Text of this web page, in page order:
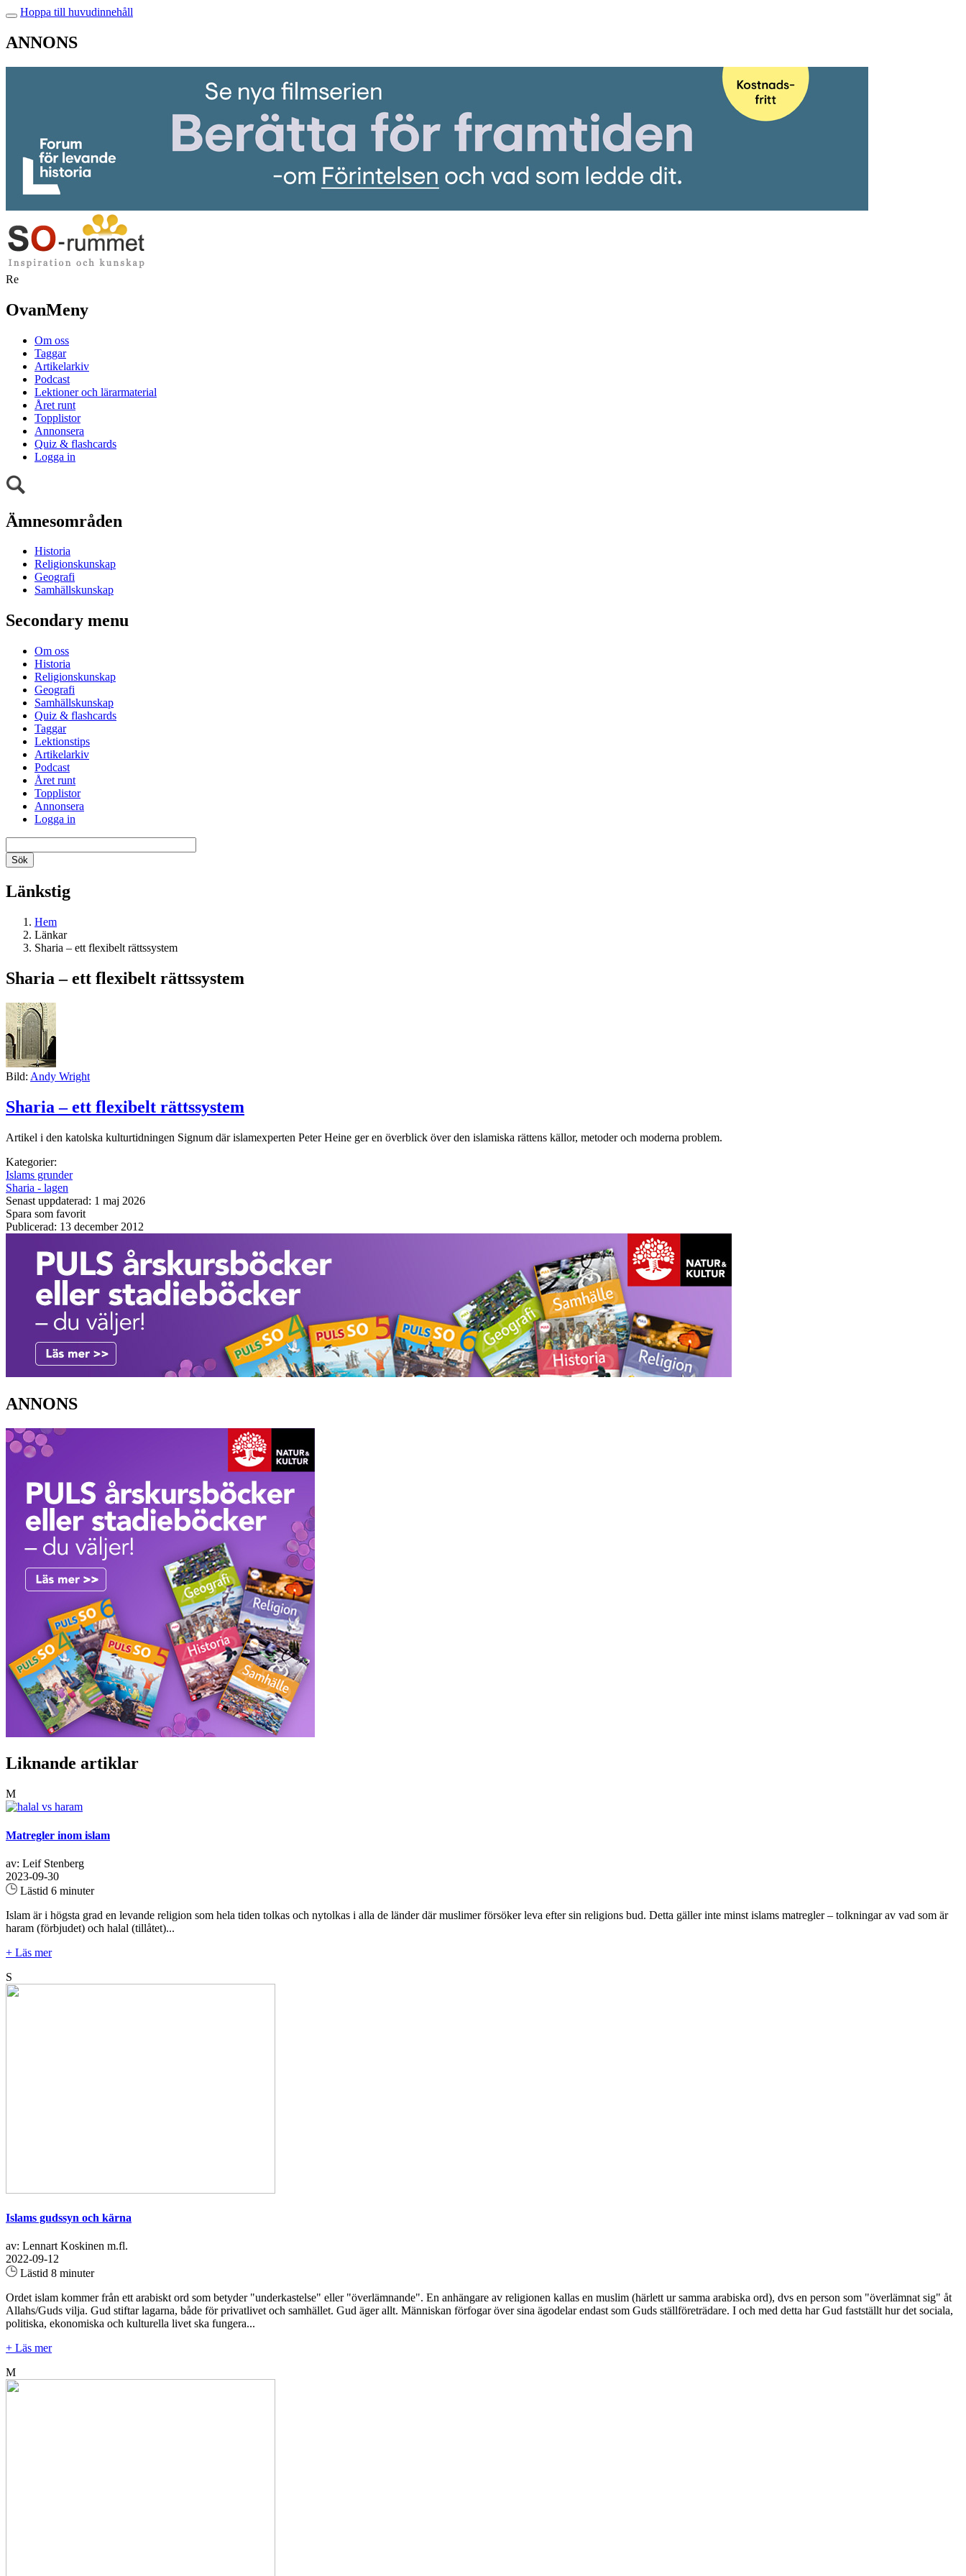
Hoppa till huvudinnehåll
ANNONS
Re
OvanMeny
Om oss
Taggar
Artikelarkiv
Podcast
Lektioner och lärarmaterial
Året runt
Topplistor
Annonsera
Quiz & flashcards
Logga in
Ämnesområden
Historia
Religionskunskap
Geografi
Samhällskunskap
Secondary menu
Om oss
Historia
Religionskunskap
Geografi
Samhällskunskap
Quiz & flashcards
Taggar
Lektionstips
Artikelarkiv
Podcast
Året runt
Topplistor
Annonsera
Logga in
Länkstig
Hem
Länkar
Sharia – ett flexibelt rättssystem
Sharia – ett flexibelt rättssystem
Bild: Andy Wright
Sharia – ett flexibelt rättssystem
Artikel i den katolska kulturtidningen Signum där islamexperten Peter Heine ger en överblick över den islamiska rättens källor, metoder och moderna problem.
Kategorier:
Islams grunder
Sharia - lagen
Senast uppdaterad: 1 maj 2026
Spara som favorit
Publicerad: 13 december 2012
ANNONS
Liknande artiklar
M
Matregler inom islam
av: Leif Stenberg
2023-09-30
Lästid 6 minuter
Islam är i högsta grad en levande religion som hela tiden tolkas och nytolkas i alla de länder där muslimer försöker leva efter sin religions bud. Detta gäller inte minst islams matregler – tolkningar av vad som är
haram (förbjudet) och halal (tillåtet)...
+ Läs mer
S
Islams gudssyn och kärna
av: Lennart Koskinen m.fl.
2022-09-12
Lästid 8 minuter
Ordet islam kommer från ett arabiskt ord som betyder "underkastelse" eller "överlämnande". En anhängare av religionen kallas en muslim (härlett ur samma arabiska ord), dvs en person som "överlämnat sig" åt
Allahs/Guds vilja. Gud stiftar lagarna, både för privatlivet och samhället. Gud äger allt. Människan förfogar över sina ägodelar endast som Guds ställföreträdare. I och med detta har Gud fastställt hur det sociala,
politiska, ekonomiska och kulturella livet ska fungera...
+ Läs mer
M